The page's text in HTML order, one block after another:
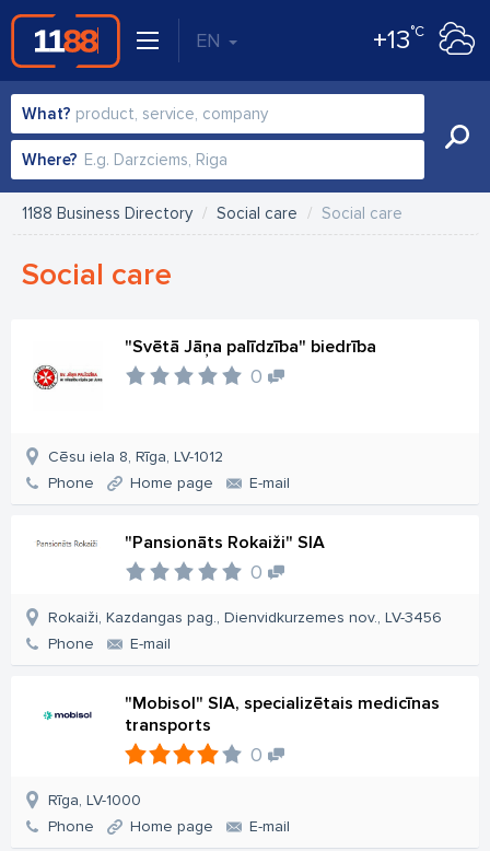
EN +13°C
What?
Where?
1188 Business Directory Social care Social care
Social care
"Svētā Jāņa palīdzība" biedrība
0
Cēsu iela 8, Rīga, LV-1012
Phone
Home page E-mail
"Pansionāts Rokaiži" SIA
0
Rokaiži, Kazdangas pag., Dienvidkurzemes nov., LV-3456
Phone
E-mail
"Mobisol" SIA, specializētais medicīnas
transports
0
Rīga, LV-1000
Phone
Home page E-mail